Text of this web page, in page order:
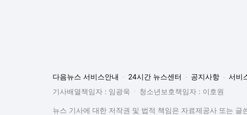
다음뉴스 서비스안내 24시간 뉴스센터 공지사항
서비
기사배열책임자 : 임광욱
청소년보호책임자 : 이호원
뉴스 기사에 대한 저작권 및 법적 책임은 자료제공사 또는